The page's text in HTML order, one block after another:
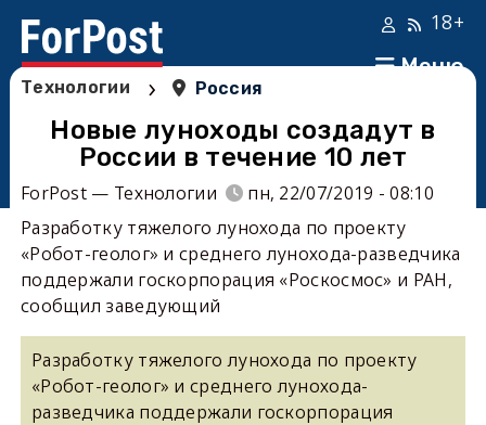
Меню
18+
Технологии › Россия
Новые луноходы создадут в
России в течение 10 лет
ForPost — Технологии
пн, 22/07/2019 - 08:10
Разработку тяжелого лунохода по проекту
«Робот-геолог» и среднего лунохода-разведчика
поддержали госкорпорация «Роскосмос» и РАН,
сообщил заведующий
Разработку тяжелого лунохода по проекту
«Робот-геолог» и среднего лунохода-
разведчика поддержали госкорпорация